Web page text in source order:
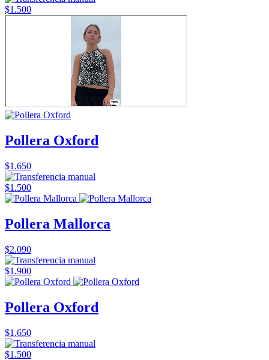
$1.500
Pollera Oxford
$1.650
$1.500
Pollera Mallorca
$2.090
$1.900
Pollera Oxford
$1.650
$1.500